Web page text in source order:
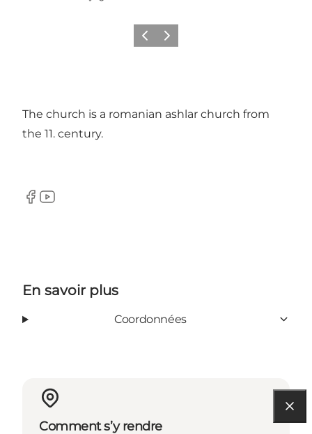
PrécédentSuivant
The church is a romanian ashlar church from
the 11. century.
Facebook
Youtube
En savoir plus
Coordonnées
Comment s’y rendre